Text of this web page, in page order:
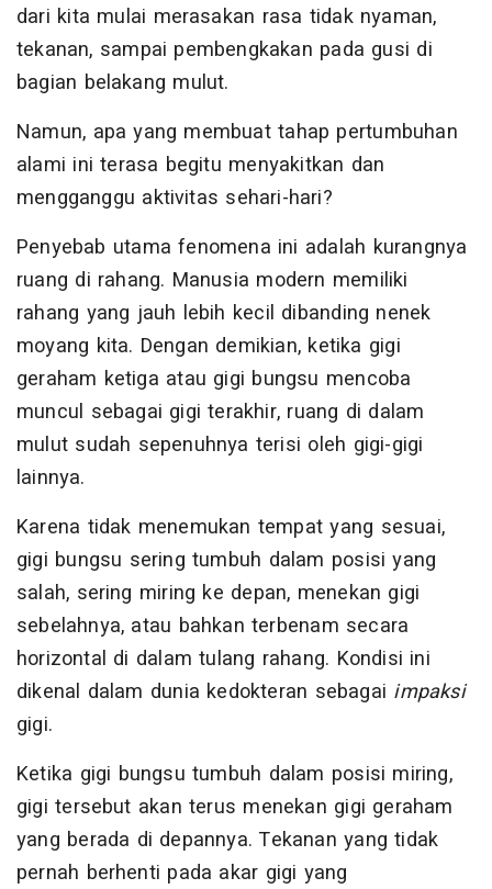
dari kita mulai merasakan rasa tidak nyaman,
tekanan, sampai pembengkakan pada gusi di
bagian belakang mulut.
Namun, apa yang membuat tahap pertumbuhan
alami ini terasa begitu menyakitkan dan
mengganggu aktivitas sehari-hari?
Penyebab utama fenomena ini adalah kurangnya
ruang di rahang. Manusia modern memiliki
rahang yang jauh lebih kecil dibanding nenek
moyang kita. Dengan demikian, ketika gigi
geraham ketiga atau gigi bungsu mencoba
muncul sebagai gigi terakhir, ruang di dalam
mulut sudah sepenuhnya terisi oleh gigi-gigi
lainnya.
Karena tidak menemukan tempat yang sesuai,
gigi bungsu sering tumbuh dalam posisi yang
salah, sering miring ke depan, menekan gigi
sebelahnya, atau bahkan terbenam secara
horizontal di dalam tulang rahang. Kondisi ini
dikenal dalam dunia kedokteran sebagai impaksi
gigi.
Ketika gigi bungsu tumbuh dalam posisi miring,
gigi tersebut akan terus menekan gigi geraham
yang berada di depannya. Tekanan yang tidak
pernah berhenti pada akar gigi yang